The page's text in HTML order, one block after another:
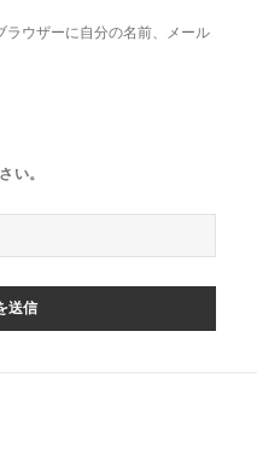
ウザーに自分の名前、メール
い。